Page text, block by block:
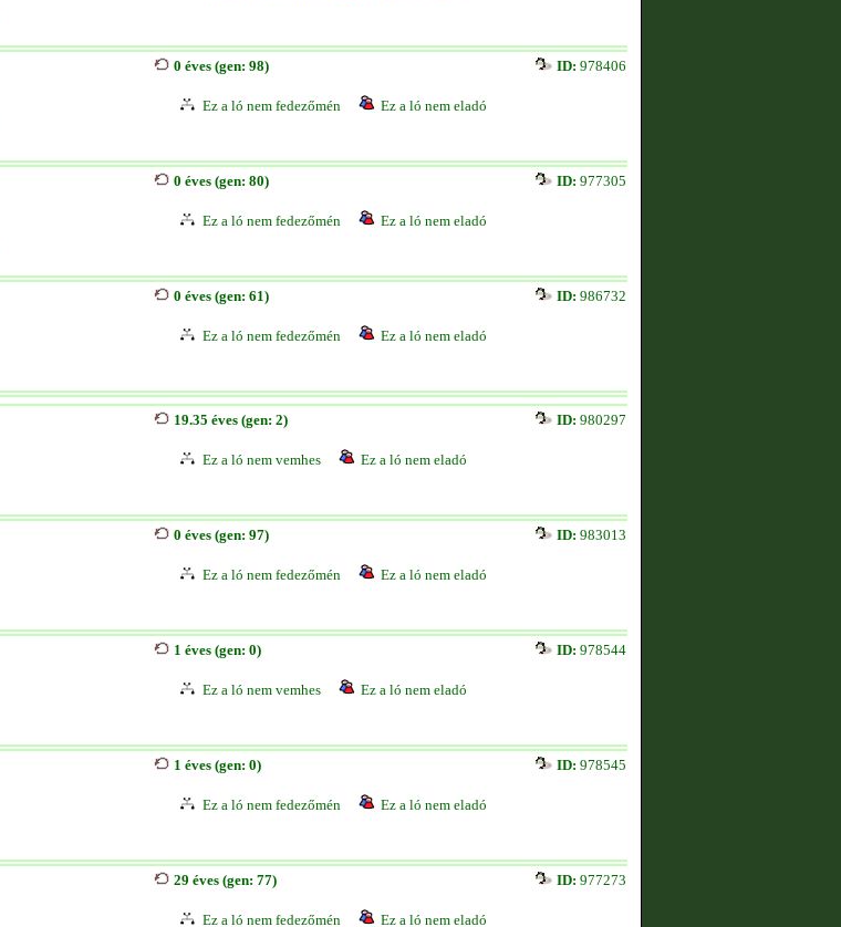
0 éves (gen: 98) ID: 978406
Ez a ló nem fedezőmén Ez a ló nem eladó
0 éves (gen: 80) ID: 977305
Ez a ló nem fedezőmén Ez a ló nem eladó
0 éves (gen: 61) ID: 986732
Ez a ló nem fedezőmén Ez a ló nem eladó
19.35 éves (gen: 2) ID: 980297
Ez a ló nem vemhes Ez a ló nem eladó
0 éves (gen: 97) ID: 983013
Ez a ló nem fedezőmén Ez a ló nem eladó
1 éves (gen: 0) ID: 978544
Ez a ló nem vemhes Ez a ló nem eladó
1 éves (gen: 0) ID: 978545
Ez a ló nem fedezőmén Ez a ló nem eladó
29 éves (gen: 77) ID: 977273
Ez a ló nem fedezőmén Ez a ló nem eladó